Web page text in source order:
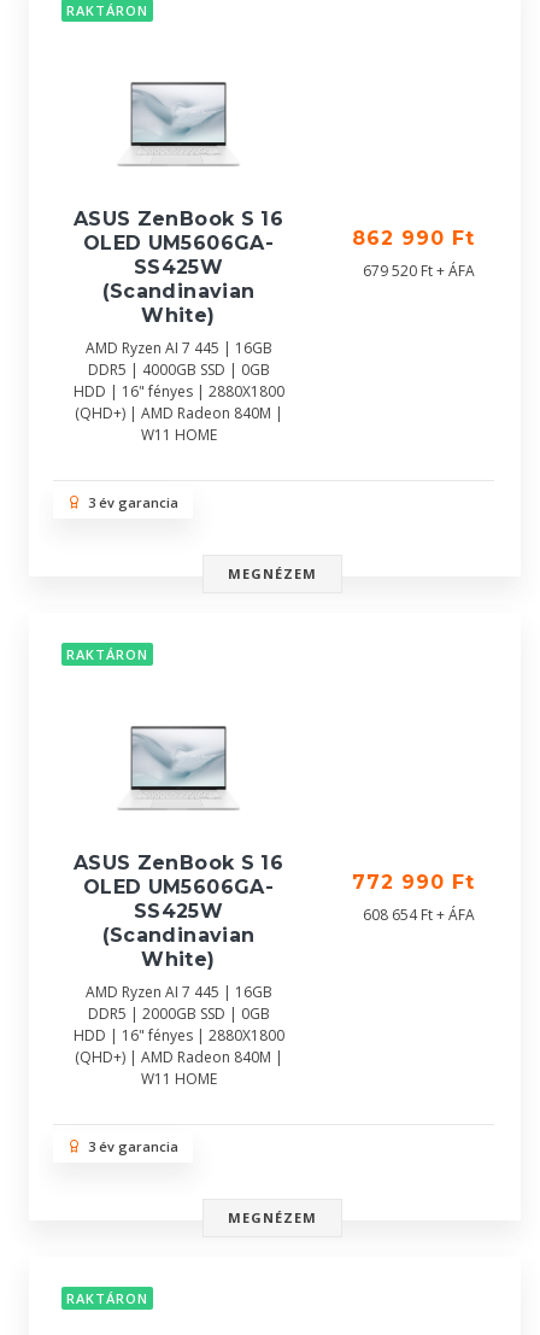
RAKTÁRON
ASUS ZenBook S 16
OLED UM5606GA-
SS425W
(Scandinavian
White)
AMD Ryzen AI 7 445 | 16GB
DDR5 | 4000GB SSD | 0GB
HDD | 16" fényes | 2880X1800
(QHD+) | AMD Radeon 840M |
W11 HOME
862 990 Ft
679 520 Ft + ÁFA
3 év garancia
MEGNÉZEM
RAKTÁRON
ASUS ZenBook S 16
OLED UM5606GA-
SS425W
(Scandinavian
White)
AMD Ryzen AI 7 445 | 16GB
DDR5 | 2000GB SSD | 0GB
HDD | 16" fényes | 2880X1800
(QHD+) | AMD Radeon 840M |
W11 HOME
772 990 Ft
608 654 Ft + ÁFA
3 év garancia
MEGNÉZEM
RAKTÁRON